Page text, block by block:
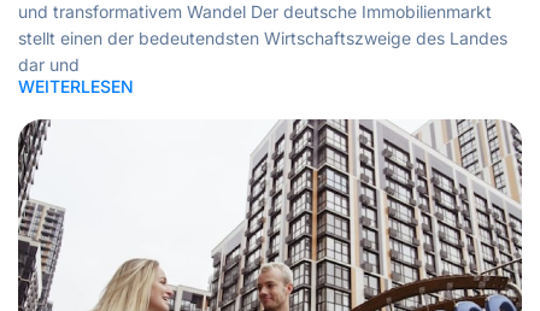
und transformativem Wandel Der deutsche Immobilienmarkt
stellt einen der bedeutendsten Wirtschaftszweige des Landes
dar und
WEITERLESEN